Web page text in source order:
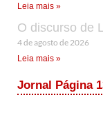
Leia mais »
O discurso de
4 de agosto de 2026
Leia mais »
Jornal Página